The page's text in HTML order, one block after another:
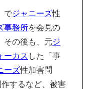
でジャニーズ性
事務所を会見の
その後も、元ジ
ーカス した「事
ーズ性加害問
作するなど、被害